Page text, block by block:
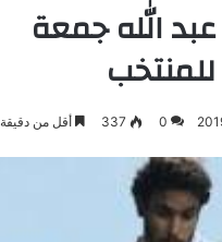
الله جمعة
0
337 أقل من دقيقة